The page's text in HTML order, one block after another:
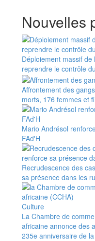
Nouvelles
Déploiement massif
reprendre le contrôle
Affrontement des
morts, 176 femmes et
Mario Andrésol
FAd'H
Recrudescence des
sa présence dans les
Culture
La Chambre de
africaine annonce des
235e anniversaire de